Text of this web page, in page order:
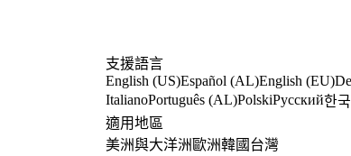
支援語言
English (US)Español (AL)English (EU)
ItalianoPortuguês (AL)PolskiРусский한
適用地區
美洲與大洋洲 歐洲韓國 台灣